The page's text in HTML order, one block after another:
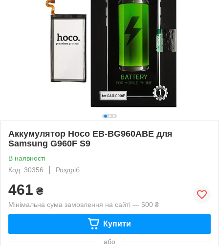
Аккумулятор Hoco EB-BG960ABE для
Samsung G960F S9
В наявності
Код: 30356
Роздріб
461 ₴
Мінімальна сума замовлення на сайті — 500 ₴
Купити
або